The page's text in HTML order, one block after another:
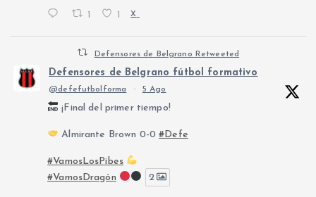
1 1 X
Defensores de Belgrano Retweeted
Defensores de Belgrano fútbol formativo
@defefutbolforma · 5 Ago
¡Final del primer tiempo!
Almirante Brown 0-0#Defe
#VamosLosPibes
#VamosDragón
2